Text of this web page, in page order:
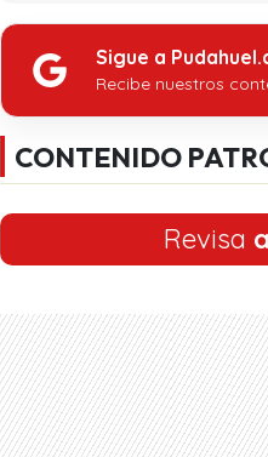
Sigue a
Recibe nuestros
CONTENIDO
Revisa